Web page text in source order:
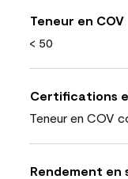
Teneur en COV
< 50
Certifications
Teneur en COV
Rendement en